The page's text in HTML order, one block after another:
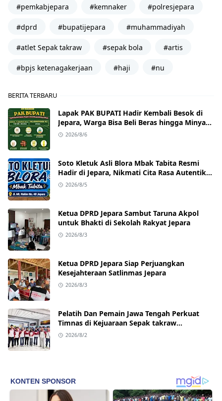
#pemkabjepara #kemnaker #polresjepara
#dprd #bupatijepara #muhammadiyah
#atlet Sepak takraw #sepak bola #artis
#bpjs ketenagakerjaan #haji #nu
BERITA TERBARU
Lapak PAK BUPATI Hadir Kembali Besok di
Jepara, Warga Bisa Beli Beras hingga Minyak
Goreng dengan Harga Terjangkau
2026/8/6
Soto Kletuk Asli Blora Mbak Tabita Resmi
Hadir di Jepara, Nikmati Cita Rasa Autentik
Mulai Rp10 Ribu
2026/8/5
Ketua DPRD Jepara Sambut Taruna Akpol
untuk Bhakti di Sekolah Rakyat Jepara
2026/8/3
Ketua DPRD Jepara Siap Perjuangkan
Kesejahteraan Satlinmas Jepara
2026/8/3
Pelatih Dan Pemain Jawa Tengah Perkuat
Timnas di Kejuaraan Sepak takraw
Internasional
2026/8/2